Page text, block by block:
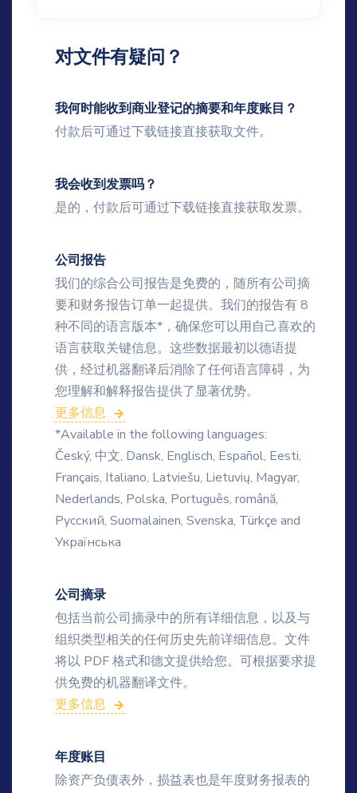
对文件有疑问？
我何时能收到商业登记的摘要和年度账目？
付款后可通过下载链接直接获取文件。
我会收到发票吗？
是的，付款后可通过下载链接直接获取发票。
公司报告
我们的综合公司报告是免费的，随所有公司摘
要和财务报告订单一起提供。我们的报告有 8
种不同的语言版本*，确保您可以用自己喜欢的
语言获取关键信息。这些数据最初以德语提
供，经过机器翻译后消除了任何语言障碍，为
您理解和解释报告提供了显著优势。
更多信息
*Available in the following languages:
Český, 中文, Dansk, Englisch, Español, Eesti,
Français, Italiano, Latviešu, Lietuvių, Magyar,
Nederlands, Polska, Português, română,
Русский, Suomalainen, Svenska, Türkçe and
Українська
公司摘录
包括当前公司摘录中的所有详细信息，以及与
组织类型相关的任何历史先前详细信息。文件
将以 PDF 格式和德文提供给您。可根据要求提
供免费的机器翻译文件。
更多信息
年度账目
除资产负债表外，损益表也是年度财务报表的